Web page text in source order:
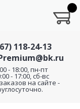
118-24-13
- 18:00, пн-пт
- 17:00, сб-вс
на сайте -